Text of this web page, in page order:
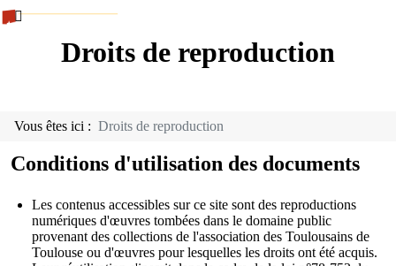
Droits de reproduction
Vous êtes ici : Droits de reproduction
Conditions d'utilisation des documents
Les contenus accessibles sur ce site sont des reproductions
numériques d'œuvres tombées dans le domaine public
provenant des collections de l'association des Toulousains de
Toulouse ou d'œuvres pour lesquelles les droits ont été acquis.